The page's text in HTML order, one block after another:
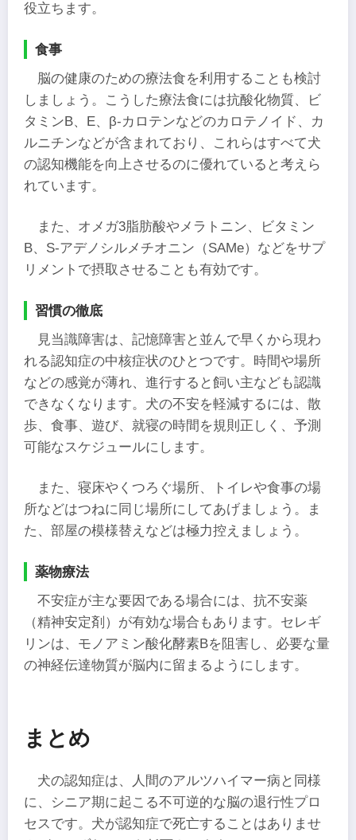
役立ちます。
食事
脳の健康のための療法食を利用することも検討
しましょう。こうした療法食には抗酸化物質、ビ
タミンB、E、β-カロテンなどのカロテノイド、カ
ルニチンなどが含まれており、これらはすべて犬
の認知機能を向上させるのに優れていると考えら
れています。
また、オメガ3脂肪酸やメラトニン、ビタミン
B、S-アデノシルメチオニン（SAMe）などをサプ
リメントで摂取させることも有効です。
習慣の徹底
見当識障害は、記憶障害と並んで早くから現わ
れる認知症の中核症状のひとつです。時間や場所
などの感覚が薄れ、進行すると飼い主なども認識
できなくなります。犬の不安を軽減するには、散
歩、食事、遊び、就寝の時間を規則正しく、予測
可能なスケジュールにします。
また、寝床やくつろぐ場所、トイレや食事の場
所などはつねに同じ場所にしてあげましょう。ま
た、部屋の模様替えなどは極力控えましょう。
薬物療法
不安症が主な要因である場合には、抗不安薬
（精神安定剤）が有効な場合もあります。セレギ
リンは、モノアミン酸化酵素Bを阻害し、必要な量
の神経伝達物質が脳内に留まるようにします。
まとめ
犬の認知症は、人間のアルツハイマー病と同様
に、シニア期に起こる不可逆的な脳の退行性プロ
セスです。犬が認知症で死亡することはありませ